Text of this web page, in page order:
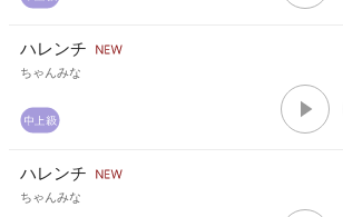
ハレンチ
ちゃんみな
ハレンチ
ちゃんみな